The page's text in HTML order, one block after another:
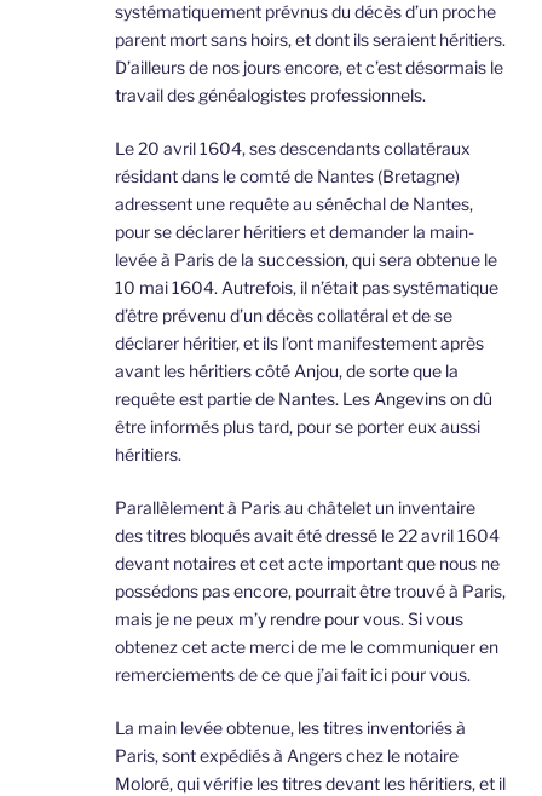
systématiquement prévnus du décès d’un proche
parent mort sans hoirs, et dont ils seraient héritiers.
D’ailleurs de nos jours encore, et c’est désormais le
travail des généalogistes professionnels.
Le 20 avril 1604, ses descendants collatéraux
résidant dans le comté de Nantes (Bretagne)
adressent une requête au sénéchal de Nantes,
pour se déclarer héritiers et demander la main-
levée à Paris de la succession, qui sera obtenue le
10 mai 1604. Autrefois, il n’était pas systématique
d’être prévenu d’un décès collatéral et de se
déclarer héritier, et ils l’ont manifestement après
avant les héritiers côté Anjou, de sorte que la
requête est partie de Nantes. Les Angevins on dû
être informés plus tard, pour se porter eux aussi
héritiers.
Parallèlement à Paris au châtelet un inventaire
des titres bloqués avait été dressé le 22 avril 1604
devant notaires et cet acte important que nous ne
possédons pas encore, pourrait être trouvé à Paris,
mais je ne peux m’y rendre pour vous. Si vous
obtenez cet acte merci de me le communiquer en
remerciements de ce que j’ai fait ici pour vous.
La main levée obtenue, les titres inventoriés à
Paris, sont expédiés à Angers chez le notaire
Moloré, qui vérifie les titres devant les héritiers, et il